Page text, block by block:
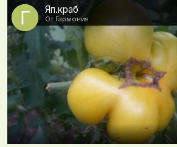
Яп.краб
От Гармония